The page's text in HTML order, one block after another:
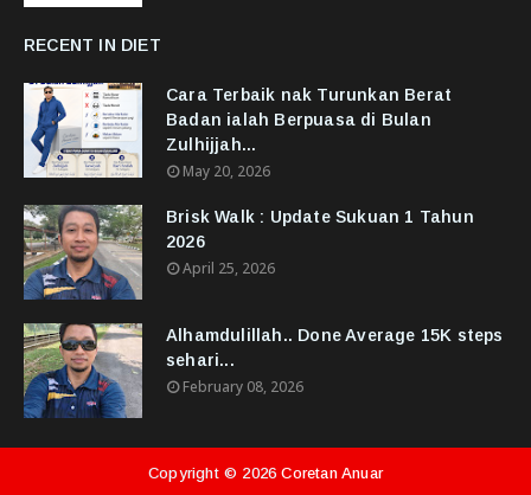
RECENT IN DIET
Cara Terbaik nak Turunkan Berat
Badan ialah Berpuasa di Bulan
Zulhijjah...
May 20, 2026
Brisk Walk : Update Sukuan 1 Tahun
2026
April 25, 2026
Alhamdulillah.. Done Average 15K steps
sehari...
February 08, 2026
Copyright © 2026Coretan Anuar